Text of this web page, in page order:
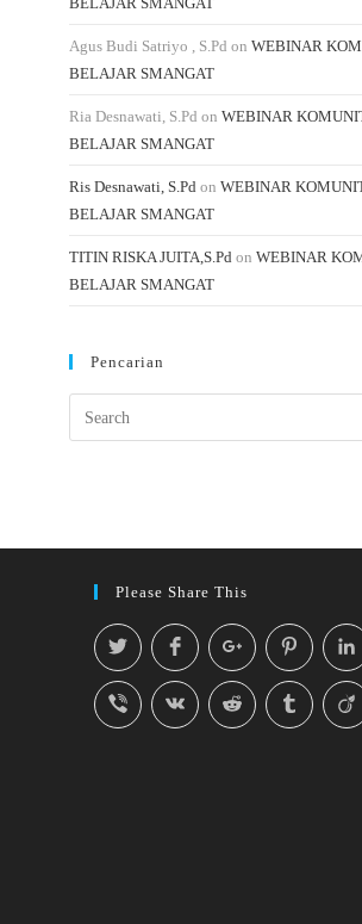
Agus Budi Satriyo , S.Pd on WEBINAR
BELAJAR SMANGAT
Ria Desnawati, S.Pd on WEBINAR
BELAJAR SMANGAT
Ris Desnawati, S.Pd on WEBINAR
BELAJAR SMANGAT
TITIN RISKA JUITA,S.Pd on WEBINAR
BELAJAR SMANGAT
Pencarian
Please Share This